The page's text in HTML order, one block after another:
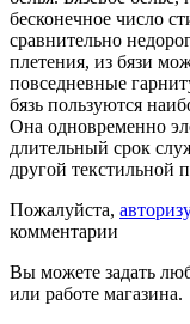
бесконечное число
сравнительно
плетения, из бязи
повседневные
бязь пользуются
Она одновременно
длительный срок
другой текстильной
Пожалуйста,
комментарии
Вы можете задать
или работе магазина.